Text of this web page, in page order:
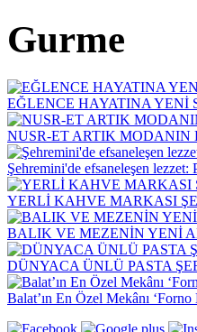
Gurme
EĞLENCE HAYATINA YENİ
NUSR-ET ARTIK
Şehremini'de efsaneleşen lezzet:
YERLİ KAHVE MARKASI
BALIK VE MEZENİN YENİ
DÜNYACA ÜNLÜ PASTA
Balat’ın En Özel Mekânı ‘Forno